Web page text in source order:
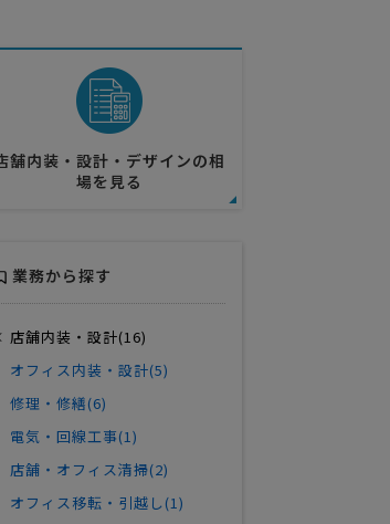
舗内装・設計・デザインの相
場を見る
業務から探す
店舗内装・設計(16)
オフィス内装・設計(5)
修理・修繕(6)
電気・回線工事(1)
店舗・オフィス清掃(2)
オフィス移転・引越し(1)